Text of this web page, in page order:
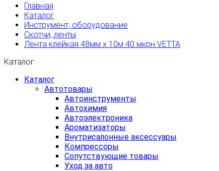
Главная
Каталог
Инструмент, оборудование
Скотчи, ленты
Лента клейкая 48мм х 10м 40 мкрн VETTA
Каталог
Каталог
Автотовары
Автоинструменты
Автохимия
Автоэлектроника
Ароматизаторы
Внутрисалонные аксессуары
Компрессоры
Сопутствующие товары
Уход за авто